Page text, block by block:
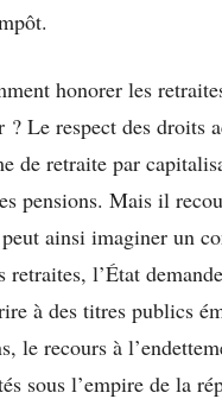
honorer les
Le respect des droits
de retraite par
pensions. Mais il
ainsi imaginer un
l’État
à des titres publics
le recours à
sous l’empire de la